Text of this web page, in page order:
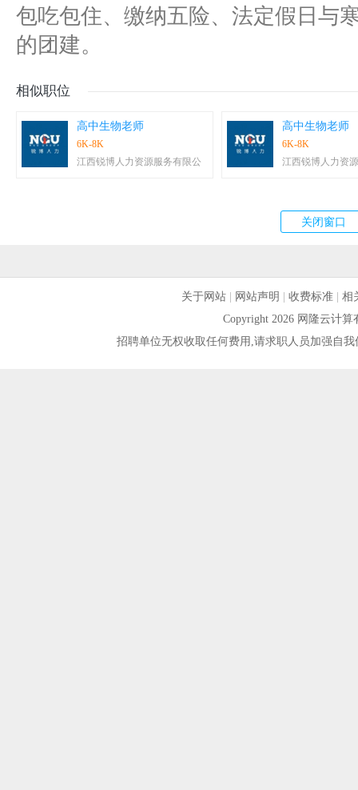
包吃包住、缴纳五险、法定假日与
的团建。
相似职位
高中生物老师
6K-8K
江西锐博人力资源服务有限公
高中生物老师
6K-8K
江西锐博人力资
关于网站 网站声明 |收费标准 |相
Copyright 2026 网隆云计
招聘单位无权收取任何费用,请求职人员加强自